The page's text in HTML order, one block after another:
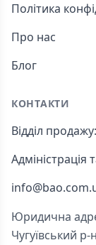
Політика
Про нас
Блог
КОНТАКТИ
Відділ
Адміністрація
Юридична
Чугуївський р-